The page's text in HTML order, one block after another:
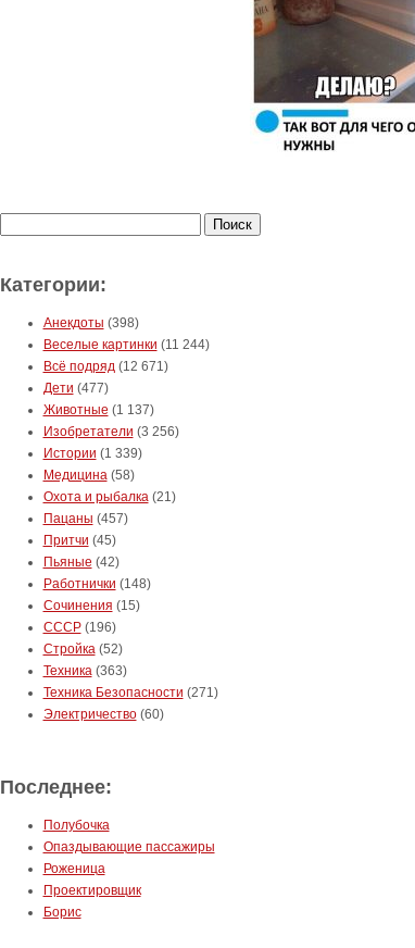
Категории:
Анекдоты (398)
Веселые картинки (11 244)
Всё подряд(12 671)
Дети (477)
Животные (1 137)
Изобретатели (3 256)
Истории (1 339)
Медицина(58)
Охота и рыбалка(21)
Пацаны (457)
Притчи (45)
Пьяные (42)
Работнички (148)
Сочинения (15)
СССР(196)
Стройка(52)
Техника(363)
Техника Безопасности (271)
Электричество(60)
Последнее:
Полубочка
Опаздывающие пассажиры
Роженица
Проектировщик
Борис